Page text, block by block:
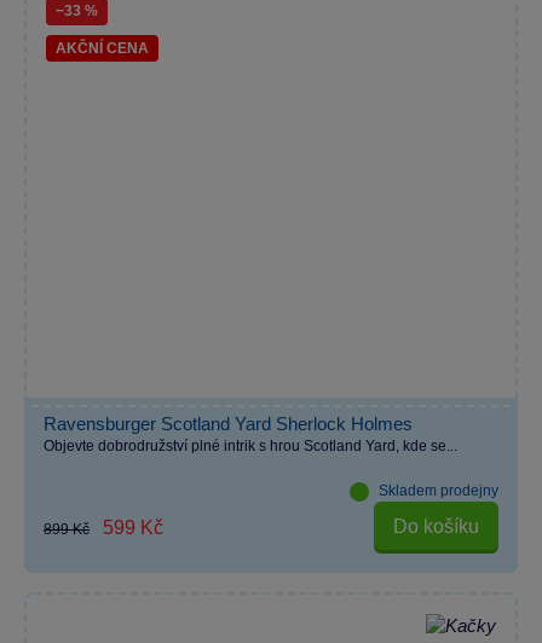
−33 %
AKČNÍ CENA
Ravensburger Scotland Yard Sherlock Holmes
Objevte dobrodružství plné intrik s hrou Scotland Yard, kde se...
Skladem prodejny
899 Kč 599 Kč Do košíku